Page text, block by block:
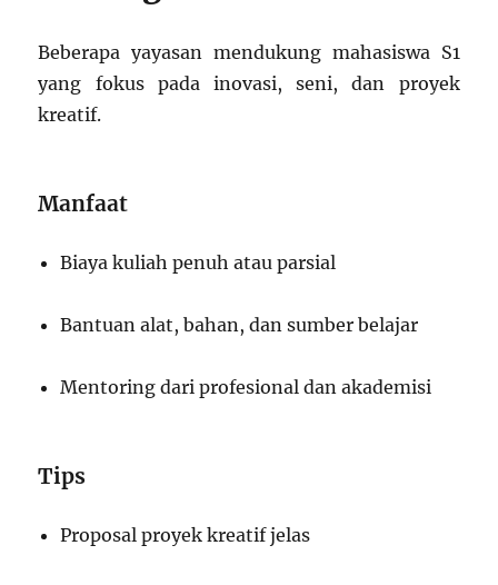
Beberapa yayasan mendukung mahasiswa S1
yang fokus pada inovasi, seni, dan proyek
kreatif.
Manfaat
Biaya kuliah penuh atau parsial
Bantuan alat, bahan, dan sumber belajar
Mentoring dari profesional dan akademisi
Tips
Proposal proyek kreatif jelas